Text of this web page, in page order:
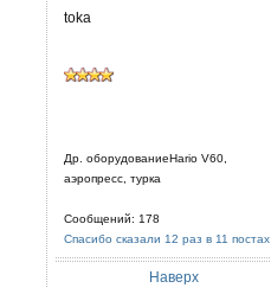
toka
Др. оборудованиеHario V60,
аэропресс, турка
Сообщений: 178
Спасибо сказали 12 раз в 11 постах
Наверх